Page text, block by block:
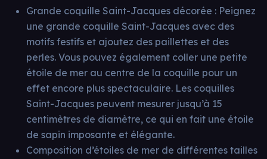
Grande coquille Saint-Jacques décorée : Peignez
une grande coquille Saint-Jacques avec des
motifs festifs et ajoutez des paillettes et des
perles. Vous pouvez également coller une petite
étoile de mer au centre de la coquille pour un
effet encore plus spectaculaire. Les coquilles
Saint-Jacques peuvent mesurer jusqu’à 15
centimètres de diamètre, ce qui en fait une étoile
de sapin imposante et élégante.
Composition d’étoiles de mer de différentes tailles